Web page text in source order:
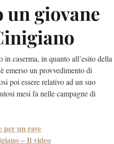
giovane
caserma, in quanto all’esito della
emerso un provvedimento di
poi essere relativo ad un suo
mesi fa nelle campagne di
per un rave
– Il video